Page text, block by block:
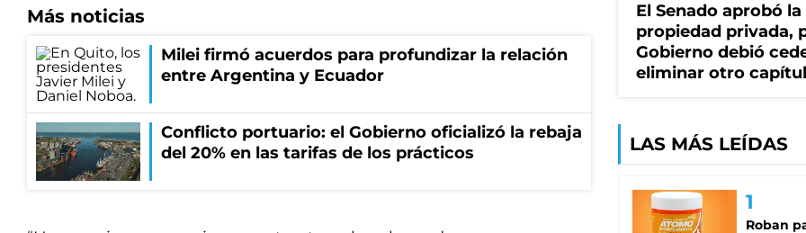
Más noticias
Milei firmó acuerdos para profundizar la relación
entre Argentina y Ecuador
Conflicto portuario: el Gobierno oficializó la rebaja
del 20% en las tarifas de los prácticos
El Senado aprobó
propiedad privada,
Gobierno debió
eliminar otro
LAS MÁS LEÍDAS
Roban